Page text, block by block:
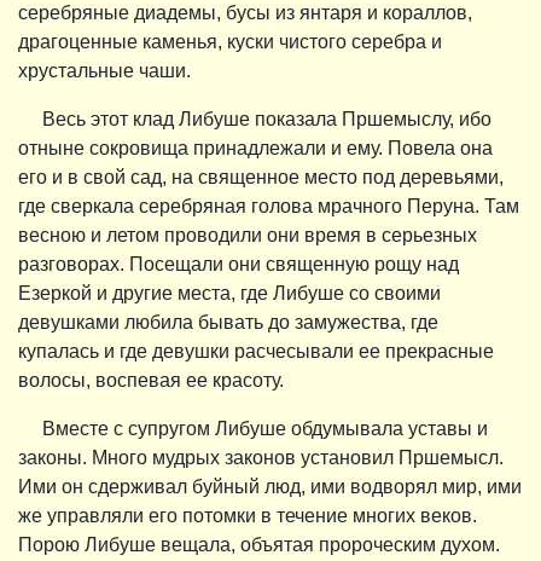
серебряные диадемы, бусы из янтаря и кораллов,
драгоценные каменья, куски чистого серебра и
хрустальные чаши.
Весь этот клад Либуше показала Пршемыслу, ибо
отныне сокровища принадлежали и ему. Повела она
его и в свой сад, на священное место под деревьями,
где сверкала серебряная голова мрачного Перуна. Там
весною и летом проводили они время в серьезных
разговорах. Посещали они священную рощу над
Езеркой и другие места, где Либуше со своими
девушками любила бывать до замужества, где
купалась и где девушки расчесывали ее прекрасные
волосы, воспевая ее красоту.
Вместе с супругом Либуше обдумывала уставы и
законы. Много мудрых законов установил Пршемысл.
Ими он сдерживал буйный люд, ими водворял мир, ими
же управляли его потомки в течение многих веков.
Порою Либуше вещала, объятая пророческим духом.